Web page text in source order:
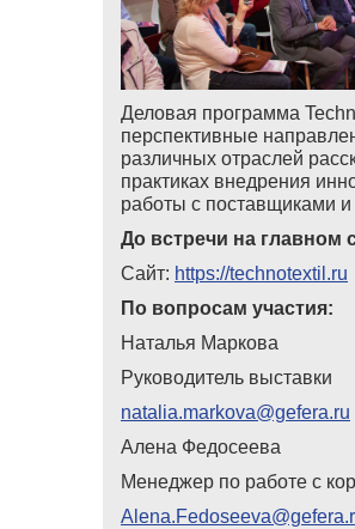
Деловая программа
перспективные
различных отраслей
практиках внедрения
работы с поставщиками и
До встречи на главном
Сайт: https://technotextil.ru
По вопросам участия:
Наталья Маркова
Руководитель выставки
natalia.markova@gefera.ru
Алена Федосеева
Менеджер по работе с